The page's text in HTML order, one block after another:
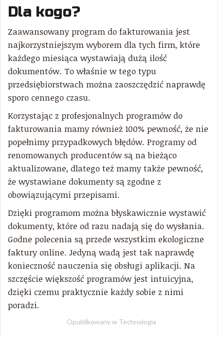
Dla kogo?
Zaawansowany program do fakturowania jest
najkorzystniejszym wyborem dla tych firm, które
każdego miesiąca wystawiają dużą ilość
dokumentów. To właśnie w tego typu
przedsiębiorstwach można zaoszczędzić naprawdę
sporo cennego czasu.
Korzystając z profesjonalnych programów do
fakturowania mamy również 100% pewność, że nie
popełnimy przypadkowych błędów. Programy od
renomowanych producentów są na bieżąco
aktualizowane, dlatego też mamy także pewność,
że wystawiane dokumenty są zgodne z
obowiązującymi przepisami.
Dzięki programom można błyskawicznie wystawić
dokumenty, które od razu nadają się do wysłania.
Godne polecenia są przede wszystkim ekologiczne
faktury online. Jedyną wadą jest tak naprawdę
konieczność nauczenia się obsługi aplikacji. Na
szczęście większość programów jest intuicyjna,
dzięki czemu praktycznie każdy sobie z nimi
poradzi.
Opublikowany w Technologia